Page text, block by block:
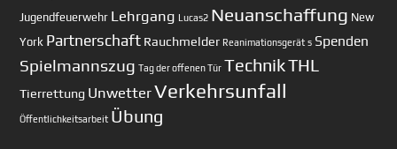
Jugendfeuerwehr Lehrgang Lucas2 Neuanschaffung New
York Partnerschaft Rauchmelder Reanimationsgerät s Spenden
Spielmannszug Tag der offenen Tür TechnikTHL
Tierrettung UnwetterVerkehrsunfall
Öffentlichkeitsarbeit Übung